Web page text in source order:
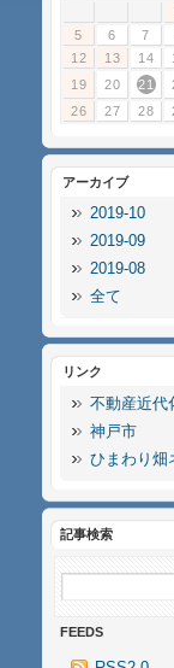
5
6 7
12
13 14
19
20 21
26
27 28
アーカイブ
2019-10
2019-09
2019-08
全て
リンク
不動産近代
神戸市
ひまわり畑
記事検索
FEEDS